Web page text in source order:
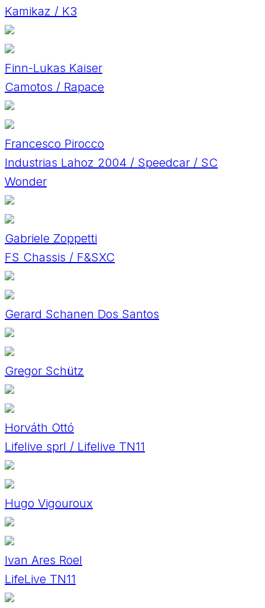
Kamikaz / K3
Finn-Lukas Kaiser
Camotos / Rapace
Francesco Pirocco
Industrias Lahoz 2004 / Speedcar / SC
Wonder
Gabriele Zoppetti
FS Chassis / F&SXC
Gerard Schanen Dos Santos
Gregor Schütz
Horváth Ottó
Lifelive sprl / Lifelive TN11
Hugo Vigouroux
Ivan Ares Roel
LifeLive TN11